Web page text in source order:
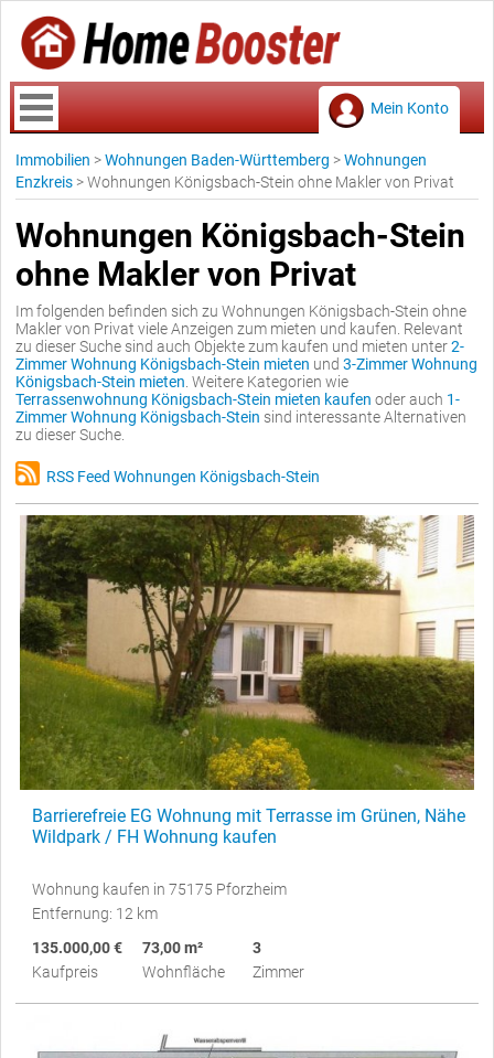
Mein Konto
Immobilien >Wohnungen Baden-Württemberg >Wohnungen
Enzkreis >Wohnungen Königsbach-Stein ohne Makler von Privat
Wohnungen Königsbach-Stein
ohne Makler von Privat
Im folgenden befinden sich zu Wohnungen Königsbach-Stein ohne
Makler von Privat viele Anzeigen zum mieten und kaufen. Relevant
zu dieser Suche sind auch Objekte zum kaufen und mieten unter2-
Zimmer Wohnung Königsbach-Stein mieten und 3-Zimmer Wohnung
Königsbach-Stein mieten . Weitere Kategorien wie
Terrassenwohnung Königsbach-Stein mieten kaufen oder auch 1-
Zimmer Wohnung Königsbach-Stein sind interessante Alternativen
zu dieser Suche.
RSS Feed Wohnungen Königsbach-Stein
Barrierefreie EG Wohnung mit Terrasse im Grünen, Nähe
Wildpark / FH Wohnung kaufen
Wohnung kaufen in 75175 Pforzheim
Entfernung: 12 km
135.000,00 €
Kaufpreis
73,00 m²
Wohnfläche
3
Zimmer